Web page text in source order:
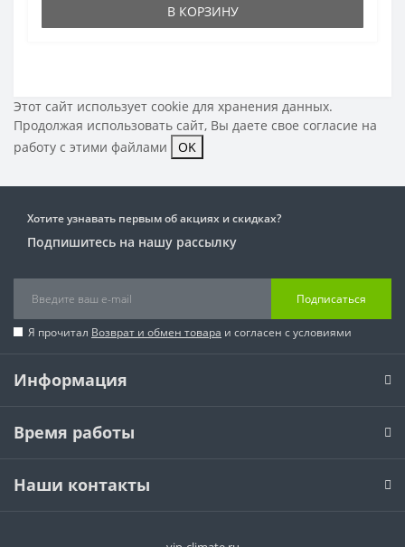
В КОРЗИНУ
Этот сайт использует cookie для хранения данных.
Продолжая использовать сайт, Вы даете свое согласие на
работу с этими файлами
OK
Хотите узнавать первым об акциях и скидках?
Подпишитесь на нашу рассылку
Подписаться
Я прочитал Возврат и обмен товара и согласен с условиями
Информация
Время работы
Наши контакты